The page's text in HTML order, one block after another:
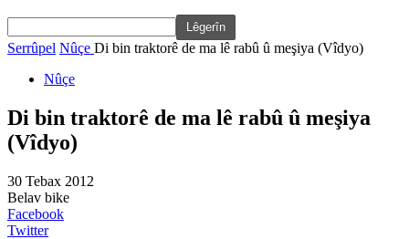
Serrûpel Nûçe Di bin traktorê de ma lê rabû û meşiya (Vîdyo)
Nûçe
Di bin traktorê de ma lê rabû û meşiya
(Vîdyo)
30 Tebax 2012
Belav bike
Facebook
Twitter